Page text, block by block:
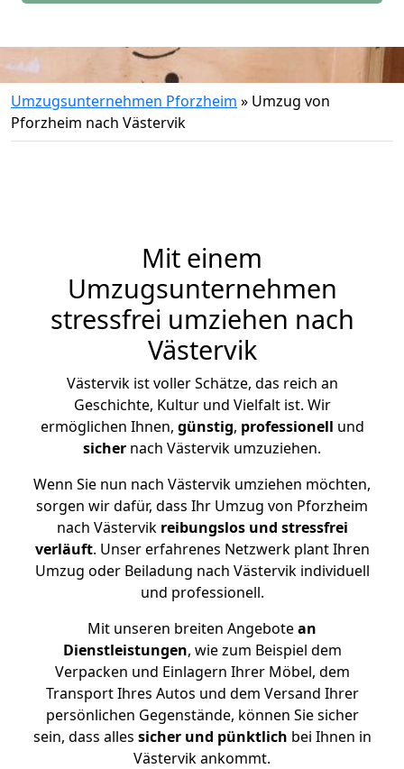
Umzugsunternehmen Pforzheim » Umzug von
Pforzheim nach Västervik
Mit einem
Umzugsunternehmen
stressfrei umziehen nach
Västervik
Västervik ist voller Schätze, das reich an
Geschichte, Kultur und Vielfalt ist. Wir
ermöglichen Ihnen, günstig, professionell und
sicher nach Västervik umzuziehen.
Wenn Sie nun nach Västervik umziehen möchten,
sorgen wir dafür, dass Ihr Umzug von Pforzheim
nach Västervik reibungslos und stressfrei
verläuft. Unser erfahrenes Netzwerk plant Ihren
Umzug oder Beiladung nach Västervik individuell
und professionell.
Mit unseren breiten Angebotean
Dienstleistungen, wie zum Beispiel dem
Verpacken und Einlagern Ihrer Möbel, dem
Transport Ihres Autos und dem Versand Ihrer
persönlichen Gegenstände, können Sie sicher
sein, dass alles sicher und pünktlich bei Ihnen in
Västervik ankommt.